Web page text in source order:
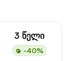
3 წელი
-40%